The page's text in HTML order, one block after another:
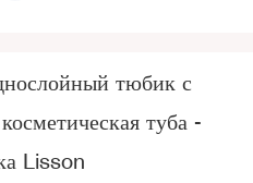
тюбик с
туба -
Lisson